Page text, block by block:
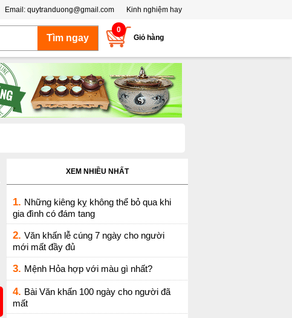
Email: quytranduong@gmail.com Kinh nghiệm hay
0
Giỏ hàng
XEM NHIỀU NHẤT
1. Những kiêng kỵ không thể bỏ qua khi
gia đình có đám tang
2. Văn khấn lễ cúng 7 ngày cho người
mới mất đầy đủ
3. Mệnh Hỏa hợp với màu gì nhất?
4. Bài Văn khấn 100 ngày cho người đã
mất